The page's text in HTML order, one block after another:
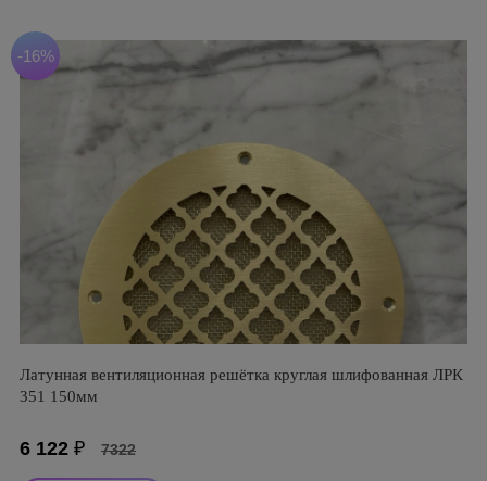
-16%
Латунная вентиляционная решётка круглая шлифованная ЛРК
351 150мм
6 122 ₽ 7322